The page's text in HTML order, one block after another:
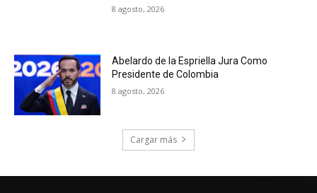
8 agosto, 2026
Abelardo de la Espriella Jura Como
Presidente de Colombia
8 agosto, 2026
Cargar más